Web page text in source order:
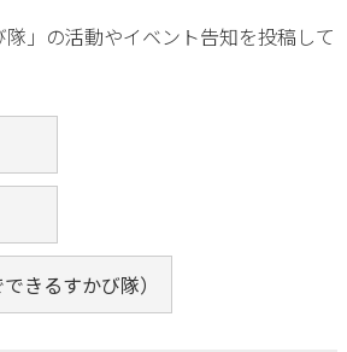
」の活動やイベント告知を投稿して
きるすかび隊）